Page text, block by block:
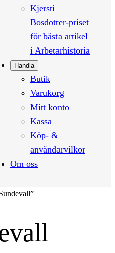
Kjersti
Bosdotter-priset
för bästa artikel
i Arbetarhistoria
Handla
Butik
Varukorg
Mitt konto
Kassa
Köp- &
användarvilkor
Om oss